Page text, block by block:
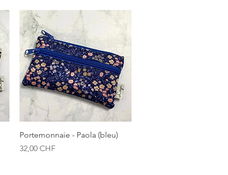
Aperçu rapide
Portemonnaie - Paola (bleu)
Prix
32,00 CHF